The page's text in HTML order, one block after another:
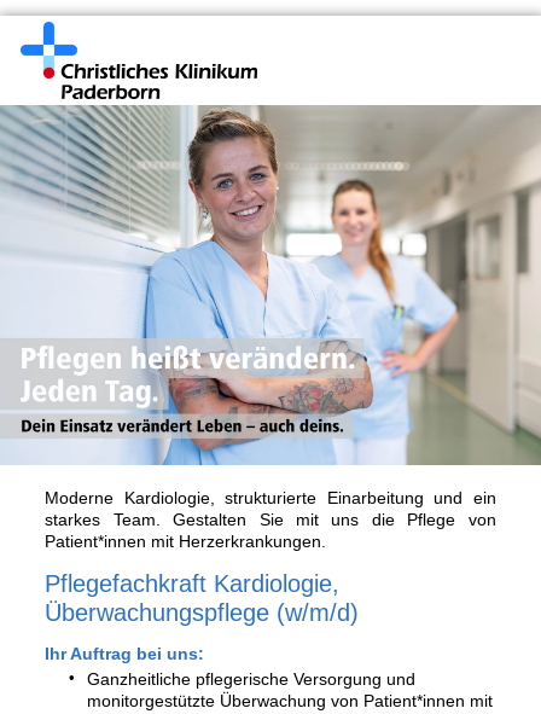
Moderne Kardiologie, strukturierte Einarbeitung und ein
starkes Team. Gestalten Sie mit uns die Pflege von
Patient*innen mit Herzerkrankungen.
Pflegefachkraft Kardiologie,
Überwachungspflege (w/m/d)
Ihr Auftrag bei uns:
Ganzheitliche pflegerische Versorgung und
monitorgestützte Überwachung von Patient*innen mit